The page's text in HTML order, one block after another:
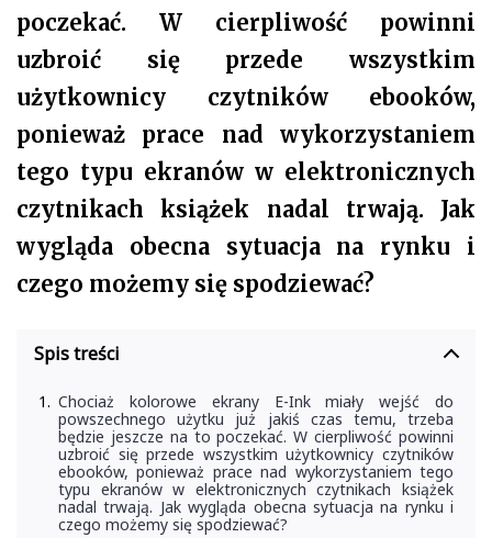
poczekać. W cierpliwość powinni
uzbroić się przede wszystkim
użytkownicy czytników ebooków,
ponieważ prace nad wykorzystaniem
tego typu ekranów w elektronicznych
czytnikach książek nadal trwają. Jak
wygląda obecna sytuacja na rynku i
czego możemy się spodziewać?
Spis treści
Chociaż kolorowe ekrany E-Ink miały wejść do
powszechnego użytku już jakiś czas temu, trzeba
będzie jeszcze na to poczekać. W cierpliwość powinni
uzbroić się przede wszystkim użytkownicy czytników
ebooków, ponieważ prace nad wykorzystaniem tego
typu ekranów w elektronicznych czytnikach książek
nadal trwają. Jak wygląda obecna sytuacja na rynku i
czego możemy się spodziewać?